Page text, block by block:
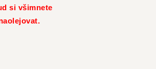
si všimnete